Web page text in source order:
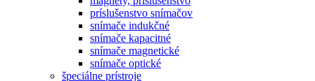
príslušenstvo snímačov
snímače indukčné
snímače kapacitné
snímače magnetické
snímače optické
špeciálne prístroje